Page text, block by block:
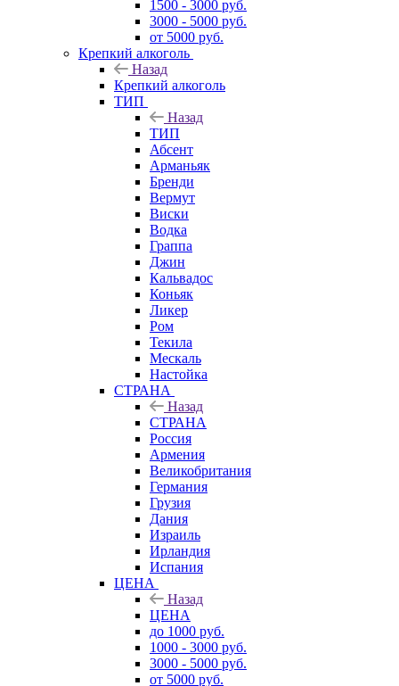
1500 - 3000 руб.
3000 - 5000 руб.
от 5000 руб.
Крепкий алкоголь
Назад
Крепкий алкоголь
ТИП
Назад
ТИП
Абсент
Арманьяк
Бренди
Вермут
Виски
Водка
Граппа
Джин
Кальвадос
Коньяк
Ликер
Ром
Текила
Мескаль
Настойка
СТРАНА
Назад
СТРАНА
Россия
Армения
Великобритания
Германия
Грузия
Дания
Израиль
Ирландия
Испания
ЦЕНА
Назад
ЦЕНА
до 1000 руб.
1000 - 3000 руб.
3000 - 5000 руб.
от 5000 руб.